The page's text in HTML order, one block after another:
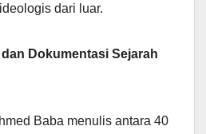
dari luar.
Dokumentasi Sejarah
Baba menulis antara 40